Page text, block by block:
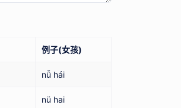
例子(女孩)
nǚ hái
nü hai